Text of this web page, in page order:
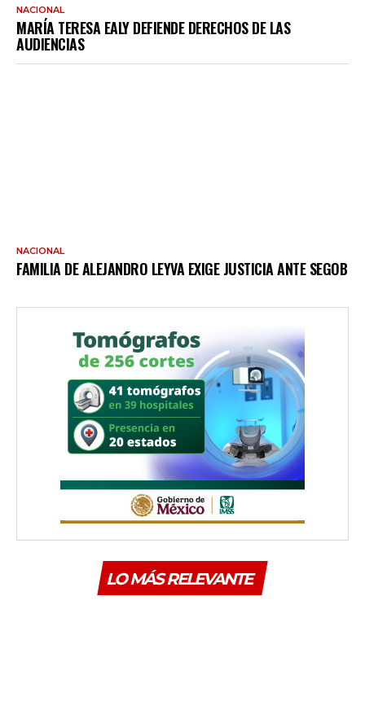
NACIONAL
MARÍA TERESA EALY DEFIENDE DERECHOS DE LAS
AUDIENCIAS
NACIONAL
FAMILIA DE ALEJANDRO LEYVA EXIGE JUSTICIA ANTE SEGOB
LO MÁS RELEVANTE